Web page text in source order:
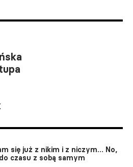
się już z nikim i z niczym… No,
czasu z sobą samym